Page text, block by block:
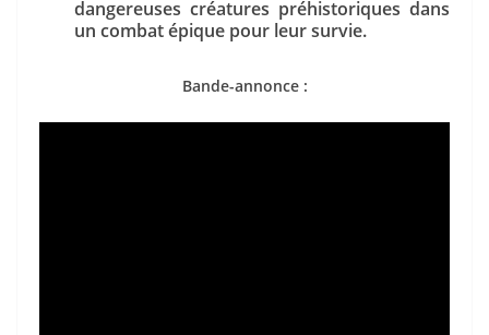
dangereuses créatures préhistoriques dans
un combat épique pour leur survie.
Bande-annonce :